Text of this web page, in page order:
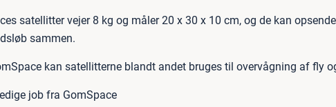
satellitter vejer 8 kg og måler 20 x 30 x 10 cm, og de kan
sammen.
kan satellitterne blandt andet bruges til overvågning af fly
job fra GomSpace